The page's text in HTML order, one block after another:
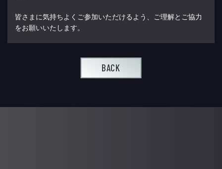
皆さまに気持ちよくご参加いただけるよう、ご理解とご協力
をお願いいたします。
BACK